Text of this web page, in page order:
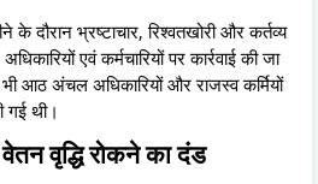
दौरान भ्रष्टाचार, रिश्वतखोरी और कर्तव्य
एवं कर्मचारियों पर कार्रवाई की जा
आठ अंचल अधिकारियों और राजस्व कर्मियों
गई थी।
वृद्धि रोकने का दंड